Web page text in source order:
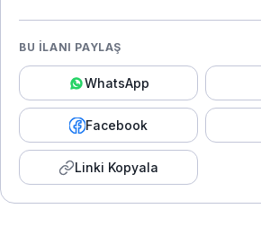
BU İLANI PAYLAŞ
WhatsApp
Facebook
Linki Kopyala